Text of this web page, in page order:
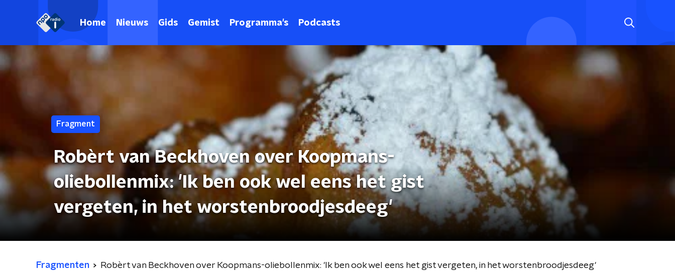
Home Nieuws Gids Gemist Programma's Podcasts
Fragment
Robèrt van Beckhoven over Koopmans-
oliebollenmix: 'Ik ben ook wel eens het gist
vergeten, in het worstenbroodjesdeeg'
Fragmenten Robèrt van Beckhoven over Koopmans-oliebollenmix: 'Ik ben ook wel eens het gist vergeten, in het worstenbroodjesdeeg'